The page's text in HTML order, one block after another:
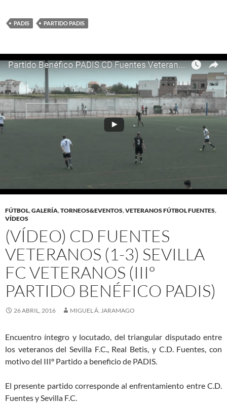
PADIS PARTIDO PADIS
FÚTBOL,GALERÍA,TORNEOS&EVENTOS,VETERANOS FÚTBOL FUENTES,
VÍDEOS
(VÍDEO) CD FUENTES
VETERANOS (1-3) SEVILLA
FC VETERANOS (IIIº
PARTIDO BENÉFICO PADIS)
26 ABRIL, 2016 MIGUEL Á. JARAMAGO
Encuentro íntegro y locutado, del triangular disputado entre
los veteranos del Sevilla F.C., Real Betis, y C.D. Fuentes, con
motivo del IIIº Partido a beneficio de PADIS.
El presente partido corresponde al enfrentamiento entre C.D.
Fuentes y Sevilla F.C.